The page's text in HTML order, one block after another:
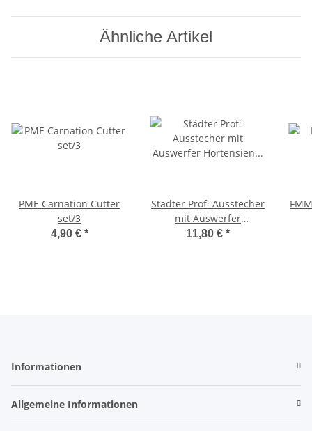
Ähnliche Artikel
PME Carnation Cutter
set/3
4,90 € *
Städter Profi-Ausstecher
mit Auswerfer
Hortensien & Flieder ø
11,80 € *
Informationen
Allgemeine Informationen